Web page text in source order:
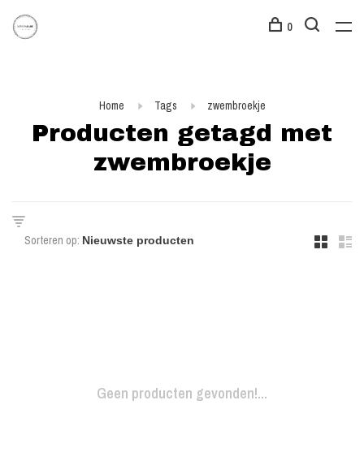
0
Home Tags zwembroekje
Producten getagd met
zwembroekje
Sorteren op:
Geen producten gevonden!...